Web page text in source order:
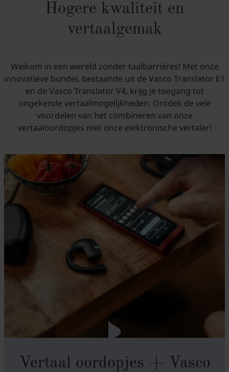
Hogere kwaliteit en
vertaalgemak
Welkom in een wereld zonder taalbarrières! Met onze
innovatieve bundel, bestaande uit de Vasco Translator E1
en de Vasco Translator V4, krijg je toegang tot
ongekende vertaalmogelijkheden. Ontdek de vele
voordelen van het combineren van onze
vertaaloordopjes met onze elektronische vertaler!
Vertaal oordopjes + Vasco